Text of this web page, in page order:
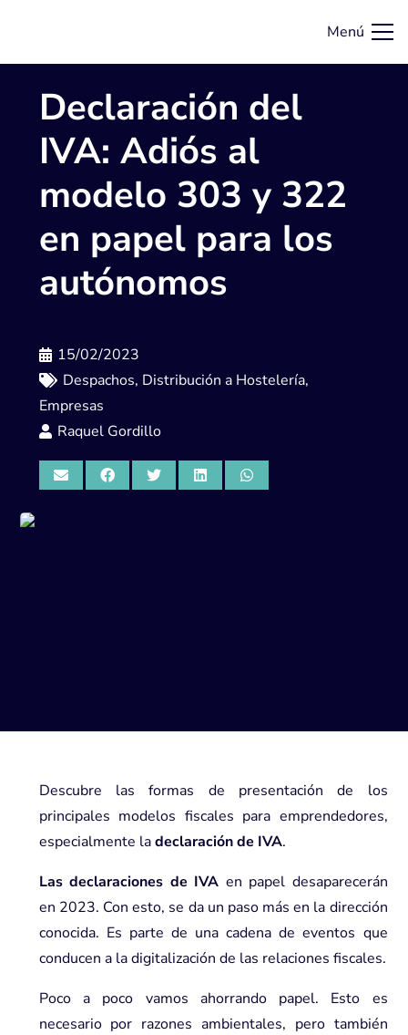
Menú
Declaración del
IVA: Adiós al
modelo 303 y 322
en papel para los
autónomos
15/02/2023
Despachos, Distribución a Hostelería,
Empresas
Raquel Gordillo
Descubre las formas de presentación de los
principales modelos fiscales para emprendedores,
especialmente ladeclaración de IVA.
Las declaraciones de IVA en papel desaparecerán
en 2023. Con esto, se da un paso más en la dirección
conocida. Es parte de una cadena de eventos que
conducen a la digitalización de las relaciones fiscales.
Poco a poco vamos ahorrando papel. Esto es
necesario por razones ambientales, pero también